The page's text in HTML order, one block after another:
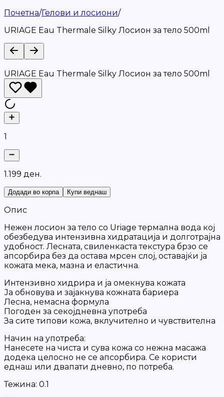
Почетна/Гелови и лосиони/
URIAGE Eau Thermale Silky Лосион за тело 500ml
URIAGE Eau Thermale Silky Лосион за тело 500ml
1
1.199 ден.
Додади во корпа Купи веднаш
Опис
Нежен лосион за тело со Uriage термална вода кој
обезбедува интензивна хидратација и долготрајна
удобност. Лесната, свиленкаста текстура брзо се
апсорбира без да остава мрсен слој, оставајќи ја
кожата мека, мазна и еластична.
Интензивно хидрира и ја омекнува кожата
Ја обновува и зајакнува кожната бариера
Лесна, немасна формула
Погоден за секојдневна употреба
За сите типови кожа, вклучително и чувствителна
Начин на употреба:
Нанесете на чиста и сува кожа со нежна масажа
додека целосно не се апсорбира. Се користи
еднаш или двапати дневно, по потреба.
Тежина: 0.1